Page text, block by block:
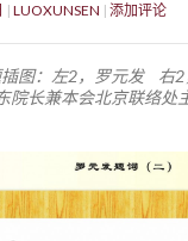
LUOXUNSEN 添加评论
插图：左2，罗元发 右
院长兼本会北京联络